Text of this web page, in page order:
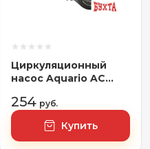
Циркуляционный
насос Aquario AC
254 руб.
Купить